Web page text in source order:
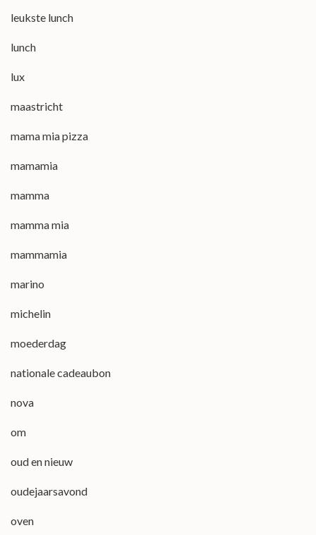
leukste lunch
lunch
lux
maastricht
mama mia pizza
mamamia
mamma
mamma mia
mammamia
marino
michelin
moederdag
nationale cadeaubon
nova
om
oud en nieuw
oudejaarsavond
oven